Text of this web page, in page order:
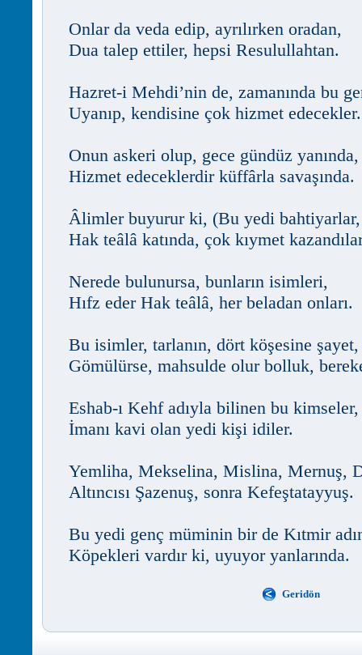
Onlar da veda edip, ayrılırken oradan,
Dua talep ettiler, hepsi Resulullahtan.
Hazret-i Mehdi’nin de, zamanında bu
Uyanıp, kendisine çok hizmet edecekler.
Onun askeri olup, gece gündüz yanında,
Hizmet edeceklerdir küffârla savaşında.
Âlimler buyurur ki, (Bu yedi bahtiyarlar,
Hak teâlâ katında, çok kıymet
Nerede bulunursa, bunların isimleri,
Hıfz eder Hak teâlâ, her beladan onları.
Bu isimler, tarlanın, dört köşesine şayet,
Gömülürse, mahsulde olur bolluk,
Eshab-ı Kehf adıyla bilinen bu kimseler,
İmanı kavi olan yedi kişi idiler.
Yemliha, Mekselina, Mislina, Mernuş,
Altıncısı Şazenuş, sonra Kefeştatayyuş.
Bu yedi genç müminin bir de Kıtmir
Köpekleri vardır ki, uyuyor yanlarında.
Geridön